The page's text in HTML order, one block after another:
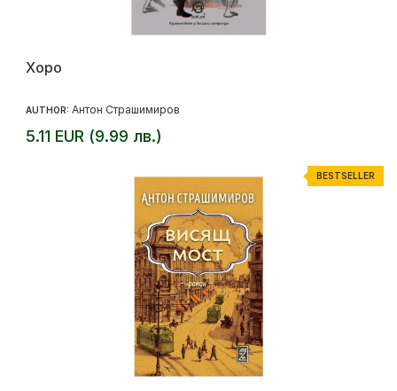
Хоро
AUTHOR: Антон Страшимиров
5.11 EUR (9.99 лв.)
BESTSELLER